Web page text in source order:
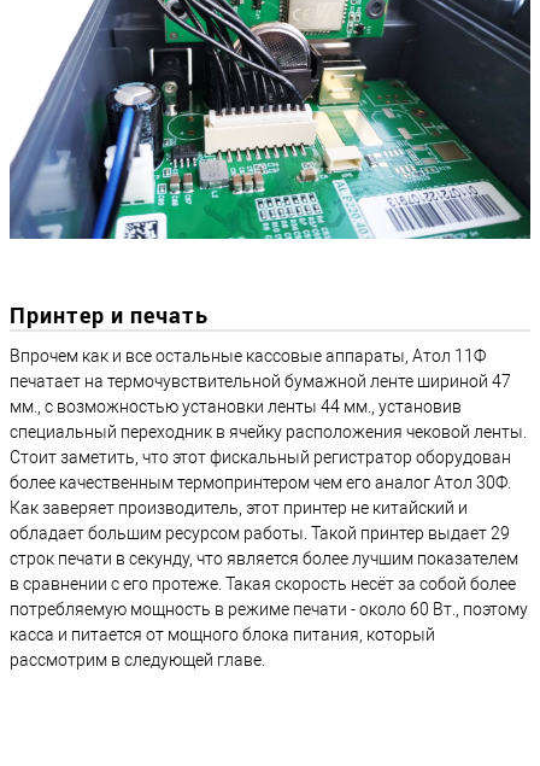
Принтер и печать
Впрочем как и все остальные кассовые аппараты, Атол 11Ф
печатает на термочувствительной бумажной ленте шириной 47
мм., с возможностью установки ленты 44 мм., установив
специальный переходник в ячейку расположения чековой ленты.
Стоит заметить, что этот фискальный регистратор оборудован
более качественным термопринтером чем его аналог Атол 30Ф.
Как заверяет производитель, этот принтер не китайский и
обладает большим ресурсом работы. Такой принтер выдает 29
строк печати в секунду, что является более лучшим показателем
в сравнении с его протеже. Такая скорость несёт за собой более
потребляемую мощность в режиме печати - около 60 Вт., поэтому
касса и питается от мощного блока питания, который
рассмотрим в следующей главе.